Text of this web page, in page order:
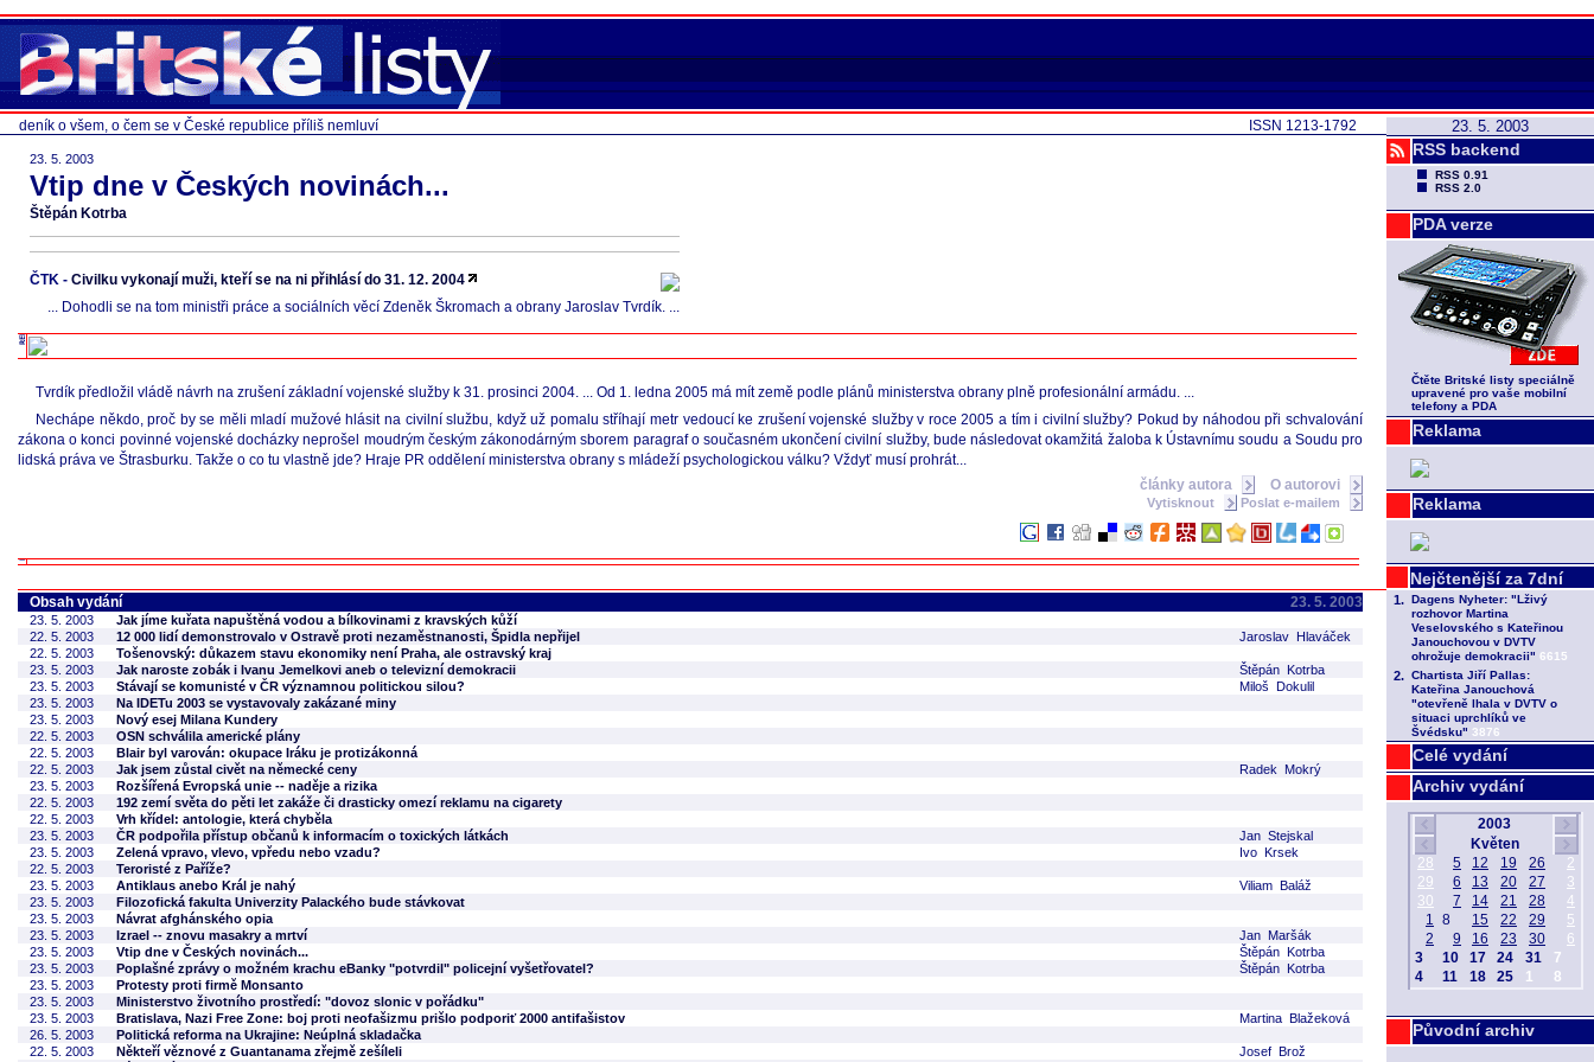
23. 5. 2003
RSS backend
RSS 0.91
RSS 2.0
PDA verze
Čtěte Britské listy speciálně
upravené pro vaše mobilní
telefony a PDA
Reklama
Reklama
Celé vydání
Archiv vydání
Původní archiv
ISSN 1213-1792
deník o všem, o čem se v České republice příliš nemluví
23. 5. 2003
Vtip dne v Českých novinách...
Štěpán Kotrba
ČTK - Civilku vykonají muži, kteří se na ni přihlásí do 31. 12. 2004
... Dohodli se na tom ministři práce a sociálních věcí Zdeněk Škromach a obrany Jaroslav Tvrdík. ...
Tvrdík předložil vládě návrh na zrušení základní vojenské služby k 31. prosinci 2004. ... Od 1. ledna 2005 má mít země podle plánů ministerstva obrany plně profesionální armádu. ...
Nechápe někdo, proč by se měli mladí mužové hlásit na civilní službu, když už pomalu stříhají metr vedoucí ke zrušení vojenské služby v roce 2005 a tím i civilní služby? Pokud by náhodou při schvalování
zákona o konci povinné vojenské docházky neprošel moudrým českým zákonodárným sborem paragraf o současném ukončení civilní služby, bude následovat okamžitá žaloba k Ústavnímu soudu a Soudu pro
lidská práva ve Štrasburku. Takže o co tu vlastně jde? Hraje PR oddělení ministerstva obrany s mládeží psychologickou válku? Vždyť musí prohrát...
články autora
O autorovi
Vytisknout Poslat e-mailem
Obsah vydání 23. 5. 2003
23. 5. 2003
Jak jíme kuřata napuštěná vodou a bílkovinami z kravských kůží
22. 5. 2003
12 000 lidí demonstrovalo v Ostravě proti nezaměstnanosti, Špidla nepřijel
Jaroslav Hlaváček
22. 5. 2003
Tošenovský: důkazem stavu ekonomiky není Praha, ale ostravský kraj
23. 5. 2003
Jak naroste zobák i Ivanu Jemelkovi aneb o televizní demokracii
Štěpán Kotrba
23. 5. 2003
Stávají se komunisté v ČR významnou politickou silou?
Miloš Dokulil
23. 5. 2003
Na IDETu 2003 se vystavovaly zakázané miny
23. 5. 2003
Nový esej Milana Kundery
22. 5. 2003
OSN schválila americké plány
22. 5. 2003
Blair byl varován: okupace Iráku je protizákonná
22. 5. 2003
Jak jsem zůstal civět na německé ceny
Radek Mokrý
23. 5. 2003
Rozšířená Evropská unie -- naděje a rizika
22. 5. 2003
192 zemí světa do pěti let zakáže či drasticky omezí reklamu na cigarety
22. 5. 2003
Vrh křídel: antologie, která chyběla
23. 5. 2003
ČR podpořila přístup občanů k informacím o toxických látkách
Jan Stejskal
23. 5. 2003
Zelená vpravo, vlevo, vpředu nebo vzadu?
Ivo Krsek
22. 5. 2003
Teroristé z Paříže?
23. 5. 2003
Antiklaus anebo Král je nahý
Viliam Baláž
23. 5. 2003
Filozofická fakulta Univerzity Palackého bude stávkovat
23. 5. 2003
Návrat afghánského opia
23. 5. 2003
Izrael -- znovu masakry a mrtví
Jan Maršák
23. 5. 2003
Vtip dne v Českých novinách...
Štěpán Kotrba
23. 5. 2003
Poplašné zprávy o možném krachu eBanky "potvrdil" policejní vyšetřovatel?
Štěpán Kotrba
23. 5. 2003
Protesty proti firmě Monsanto
23. 5. 2003
Ministerstvo životního prostředí: "dovoz slonic v pořádku"
23. 5. 2003
Bratislava, Nazi Free Zone: boj proti neofašizmu prišlo podporiť 2000 antifašistov
Martina Blažeková
26. 5. 2003
Politická reforma na Ukrajine: Neúplná skladačka
22. 5. 2003
Někteří věznové z Guantanama zřejmě zešíleli
Josef Brož